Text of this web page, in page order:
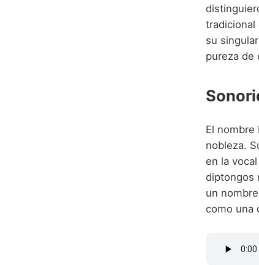
tradicional
su
pureza de
El nombre
nobleza.
en la
diptongos
un
como una